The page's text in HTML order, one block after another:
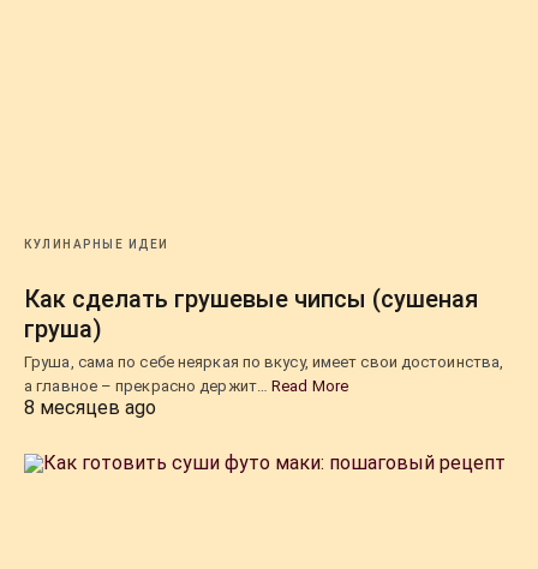
КУЛИНАРНЫЕ ИДЕИ
Как сделать грушевые чипсы (сушеная
груша)
Груша, сама по себе неяркая по вкусу, имеет свои достоинства,
а главное – прекрасно держит…Read More
8 месяцев ago